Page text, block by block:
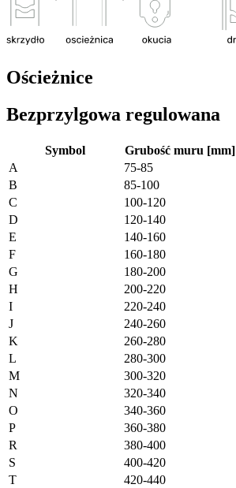
Ościeżnice
Bezprzylgowa regulowana
Symbol Grubość muru [mm]
A
75-85
B
85-100
C
100-120
D
120-140
E
140-160
F
160-180
G
180-200
H
200-220
I
220-240
J
240-260
K
260-280
L
280-300
M
300-320
N
320-340
O
340-360
P
360-380
R
380-400
S
400-420
T
420-440